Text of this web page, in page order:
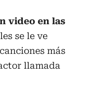
video en las
se le ve
más
llamada